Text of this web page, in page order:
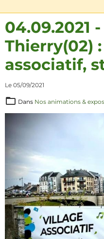
04.09.2021
Thierry(02)
associatif,
Le 05/09/2021
Dans Nos animations &